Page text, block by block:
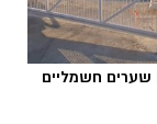
דרום
החשד,
לחקירה